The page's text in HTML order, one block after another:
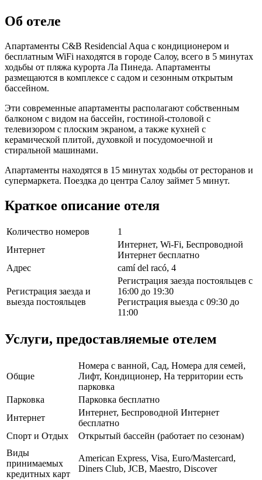
Об отеле
Апартаменты C&B Residencial Aqua с кондиционером и
бесплатным WiFi находятся в городе Салоу, всего в 5 минутах
ходьбы от пляжа курорта Ла Пинеда. Апартаменты
размещаются в комплексе с садом и сезонным открытым
бассейном.
Эти современные апартаменты располагают собственным
балконом с видом на бассейн, гостиной-столовой с
телевизором с плоским экраном, а также кухней с
керамической плитой, духовкой и посудомоечной и
стиральной машинами.
Апартаменты находятся в 15 минутах ходьбы от ресторанов и
супермаркета. Поездка до центра Салоу займет 5 минут.
Краткое описание отеля
Количество номеров
1
Интернет
Интернет, Wi-Fi, Беспроводной
Интернет бесплатно
Адрес
camí del racó, 4
Регистрация заезда и
выезда постояльцев
Регистрация заезда постояльцев с
16:00 до 19:30
Регистрация выезда с 09:30 до
11:00
Услуги, предоставляемые отелем
Общие
Номера с ванной, Сад, Номера для семей,
Лифт, Кондиционер, На территории есть
парковка
Парковка
Парковка бесплатно
Интернет
Интернет, Беспроводной Интернет
бесплатно
Спорт и Отдых
Открытый бассейн (работает по сезонам)
Виды
принимаемых
кредитных карт
American Express, Visa, Euro/Mastercard,
Diners Club, JCB, Maestro, Discover